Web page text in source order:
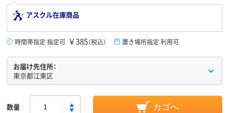
アスクル在庫商品
時間帯指定 指定可 ￥385（税込） 置き場所指定 利用可
お届け先住所：
東京都江東区
数量 カゴへ